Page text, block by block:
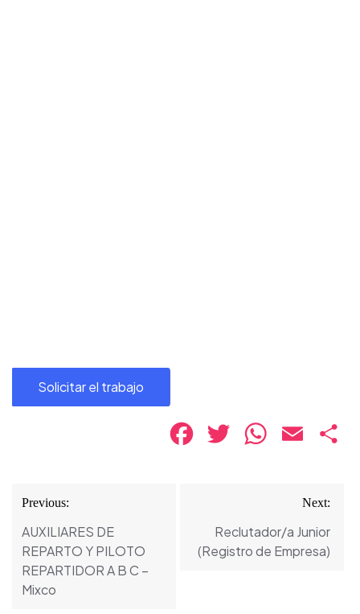
Facebook
Twitter WhatsApp
Email
Navegación
de
entradas
Previous:
AUXILIARES DE
REPARTO Y PILOTO
REPARTIDOR A B C –
Mixco
Next:
Reclutador/a Junior
(Registro de Empresa)